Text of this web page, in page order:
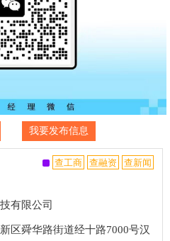
我要发布信息
有限公司
区舜华路街道经十路7000号汉